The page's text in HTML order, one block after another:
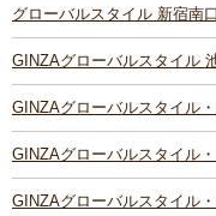
グローバルスタイル 新宿南
GINZAグローバルスタイル
GINZAグローバルスタイル
GINZAグローバルスタイル
GINZAグローバルスタイル